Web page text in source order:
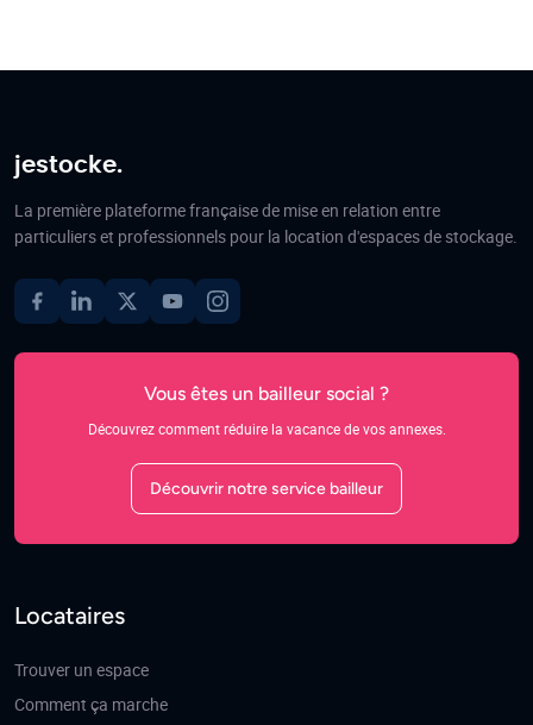
jestocke.
La première plateforme française de mise en relation entre
particuliers et professionnels pour la location d'espaces de stockage.
Vous êtes un bailleur social ?
Découvrez comment réduire la vacance de vos annexes.
Découvrir notre service bailleur
Locataires
Trouver un espace
Comment ça marche